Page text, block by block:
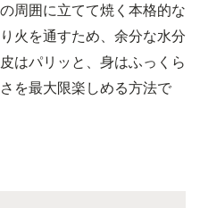
周囲に立てて焼く本格的な
火を通すため、余分な水分
はパリッと、身はふっくら
を最大限楽しめる方法で